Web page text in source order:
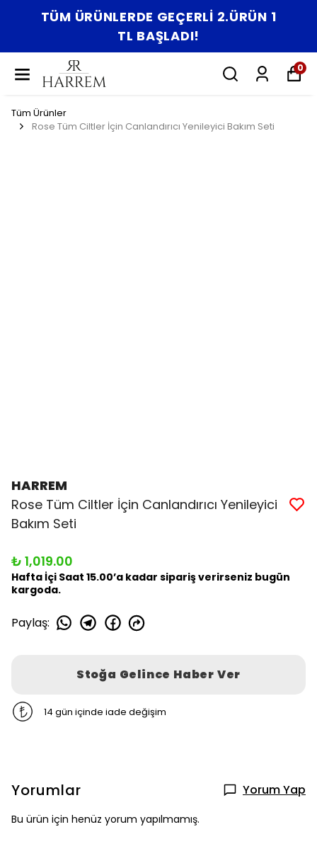
TÜM ÜRÜNLERDE GEÇERLİ 2.ÜRÜN 1
TL BAŞLADI!
0
Tüm Ürünler
Rose Tüm Ciltler İçin Canlandırıcı Yenileyici Bakım Seti
HARREM
Rose Tüm Ciltler İçin Canlandırıcı Yenileyici
Bakım Seti
₺ 1,019.00
Hafta İçi Saat 15.00’a kadar sipariş verirseniz bugün
kargoda.
Paylaş:
Stoğa Gelince Haber Ver
14 gün içinde iade değişim
Yorumlar Yorum Yap
Bu ürün için henüz yorum yapılmamış.